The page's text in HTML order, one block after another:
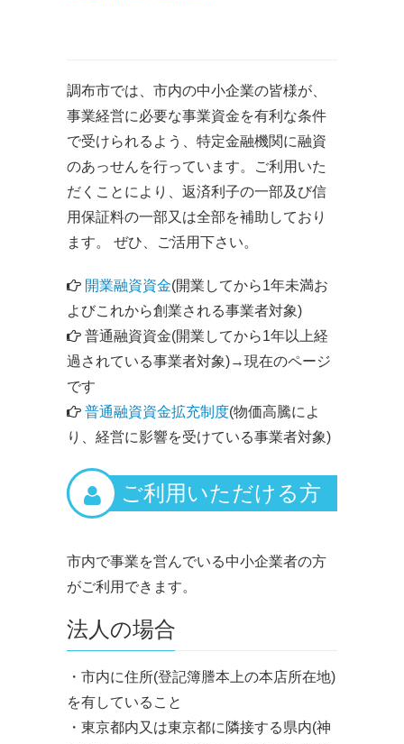
調布市では、市内の中小企業の皆様が、
事業経営に必要な事業資金を有利な条件
で受けられるよう、特定金融機関に融資
のあっせんを行っています。ご利用いた
だくことにより、返済利子の一部及び信
用保証料の一部又は全部を補助しており
ます。 ぜひ、ご活用下さい。
開業融資資金(開業してから1年未満お
よびこれから創業される事業者対象)
普通融資資金(開業してから1年以上経
過されている事業者対象)→現在のページ
です
普通融資資金拡充制度(物価高騰によ
り、経営に影響を受けている事業者対象)
ご利用いただける方
市内で事業を営んでいる中小企業者の方
がご利用できます。
法人の場合
・市内に住所(登記簿謄本上の本店所在地)
を有していること
・東京都内又は東京都に隣接する県内(神